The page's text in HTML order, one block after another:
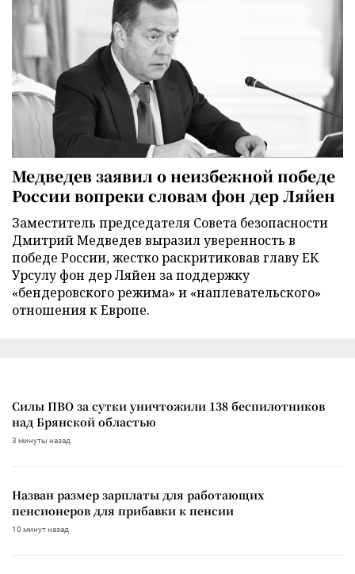
Медведев заявил о неизбежной победе
России вопреки словам фон дер Ляйен
Заместитель председателя Совета безопасности
Дмитрий Медведев выразил уверенность в
победе России, жестко раскритиковав главу ЕК
Урсулу фон дер Ляйен за поддержку
«бендеровского режима» и «наплевательского»
отношения к Европе.
Силы ПВО за сутки уничтожили 138 беспилотников
над Брянской областью
3 минуты назад
Назван размер зарплаты для работающих
пенсионеров для прибавки к пенсии
10 минут назад